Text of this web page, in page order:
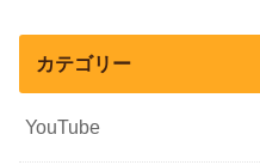
カテゴリー
YouTube